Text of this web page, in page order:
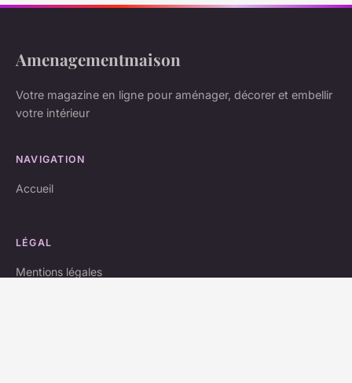
Amenagementmaison
Votre magazine en ligne pour aménager, décorer et embellir
votre intérieur
NAVIGATION
Accueil
LÉGAL
Mentions légales